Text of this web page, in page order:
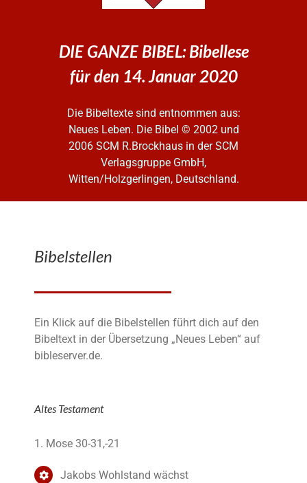
DIE GANZE BIBEL: Bibellese
für den 14. Januar 2020
Die Bibeltexte sind entnommen aus:
Neues Leben. Die Bibel © 2002 und
2006 SCM R.Brockhaus in der SCM
Verlagsgruppe GmbH,
Witten/Holzgerlingen, Deutschland.
Bibelstellen
Ein Klick auf die Bibelstellen führt dich auf den
Bibeltext in der Übersetzung „Neues Leben“ auf
bibleserver.de.
Altes Testament
1. Mose 30-31,-21
Jakobs Wohlstand wächst